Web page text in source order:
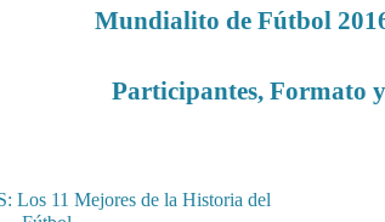
Mundialito de Fútbol
Participantes, Formato